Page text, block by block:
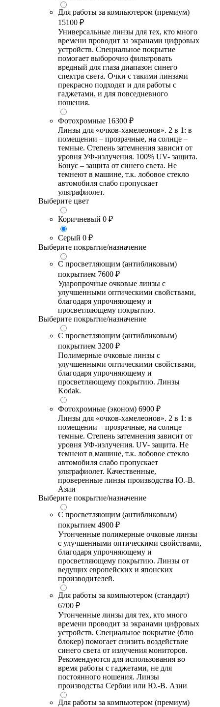
Для работы за компьютером (премиум)
15100 ₽
Универсальные линзы для тех, кто много
времени проводит за экранами цифровых
устройств. Специальное покрытие
помогает выборочно фильтровать
вредный для глаза диапазон синего
спектра света. Очки с такими линзами
прекрасно подходят и для работы с
гаджетами, и для повседневного
ношения.
Фотохромные 16300 ₽
Линзы для «очков-хамелеонов». 2 в 1: в
помещении – прозрачные, на солнце –
темные. Степень затемнения зависит от
уровня УФ-излучения. 100% UV- защита.
Бонус – защита от синего света. Не
темнеют в машине, т.к. лобовое стекло
автомобиля слабо пропускает
ультрафиолет.
Выберите цвет
Коричневый 0 ₽
Серый 0 ₽
Выберите покрытие/назначение
С просветляющим (антибликовым)
покрытием 7600 ₽
Ударопрочные очковые линзы с
улучшенными оптическими свойствами,
благодаря упрочняющему и
просветляющему покрытию.
Выберите покрытие/назначение
С просветляющим (антибликовым)
покрытием 3200 ₽
Полимерные очковые линзы с
улучшенными оптическими свойствами,
благодаря упрочняющему и
просветляющему покрытию. Линзы
Kodak.
Фотохромные (эконом) 6900 ₽
Линзы для «очков-хамелеонов». 2 в 1: в
помещении – прозрачные, на солнце –
темные. Степень затемнения зависит от
уровня УФ-излучения. UV- защита. Не
темнеют в машине, т.к. лобовое стекло
автомобиля слабо пропускает
ультрафиолет. Качественные,
проверенные линзы производства Ю.-В.
Азии
Выберите покрытие/назначение
С просветляющим (антибликовым)
покрытием 4900 ₽
Утонченные полимерные очковые линзы
с улучшенными оптическими свойствами,
благодаря упрочняющему и
просветляющему покрытию. Линзы от
ведущих европейских и японских
производителей.
Для работы за компьютером (стандарт)
6700 ₽
Утонченные линзы для тех, кто много
времени проводит за экранами цифровых
устройств. Специальное покрытие (блю
блокер) помогает снизить воздействие
синего света от излучения мониторов.
Рекомендуются для использования во
время работы с гаджетами, не для
постоянного ношения. Линзы
производства Сербии или Ю.-В. Азии
Для работы за компьютером (премиум)